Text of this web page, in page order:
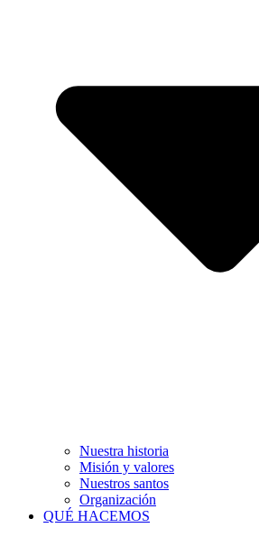
Nuestra historia
Misión y valores
Nuestros santos
Organización
QUÉ HACEMOS